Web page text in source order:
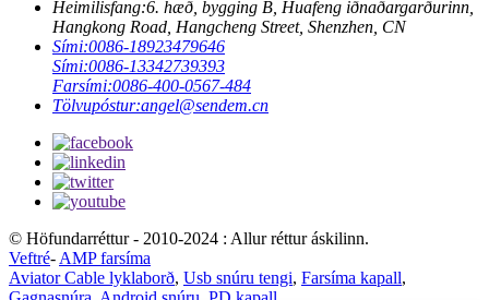
Heimilisfang:6. hæð, bygging B, Huafeng iðnaðargarðurinn,
Hangkong Road, Hangcheng Street, Shenzhen, CN
Sími:0086-18923479646
Sími:0086-13342739393
Farsími:0086-400-0567-484
Tölvupóstur:angel@sendem.cn
© Höfundarréttur - 2010-2024 : Allur réttur áskilinn.
Veftré- AMP farsíma
Aviator Cable lyklaborð, Usb snúru tengi, Farsíma kapall,